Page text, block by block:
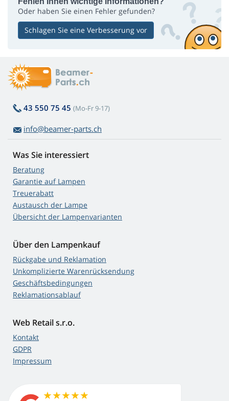
Oder haben Sie einen Fehler gefunden?
Schlagen Sie eine Verbesserung vor
43 550 75 45 (Mo-Fr 9-17)
info@beamer-parts.ch
Was Sie interessiert
Beratung
Garantie auf Lampen
Treuerabatt
Austausch der Lampe
Übersicht der Lampenvarianten
Über den Lampenkauf
Rückgabe und Reklamation
Unkomplizierte Warenrücksendung
Geschäftsbedingungen
Reklamationsablauf
Web Retail s.r.o.
Kontakt
GDPR
Impressum